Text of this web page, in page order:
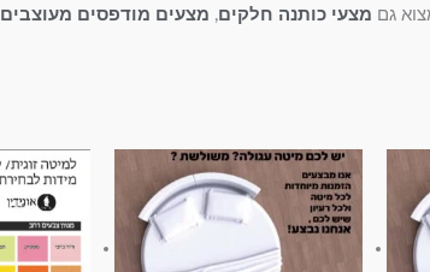
גם מצעי כותנה חלקים, מצעים מודפסים מעוצבים
⁦₪205.00⁩
טווח
מחירים:
⁦₪280.00⁩
עד
למוצר
זה
יש
מספר